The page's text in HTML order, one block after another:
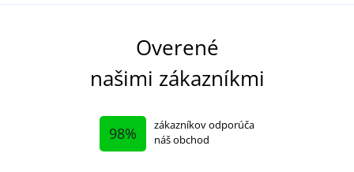
Overené
našimi zákazníkmi
98%
zákazníkov odporúča
náš obchod